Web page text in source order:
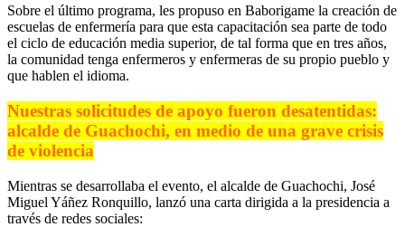
Sobre el último programa, les propuso en Baborigame la creación de
escuelas de enfermería para que esta capacitación sea parte de todo
el ciclo de educación media superior, de tal forma que en tres años,
la comunidad tenga enfermeros y enfermeras de su propio pueblo y
que hablen el idioma.
Nuestras solicitudes de apoyo fueron desatentidas:
alcalde de Guachochi, en medio de una grave crisis
de violencia
Mientras se desarrollaba el evento, el alcalde de Guachochi, José
Miguel Yáñez Ronquillo, lanzó una carta dirigida a la presidencia a
través de redes sociales: